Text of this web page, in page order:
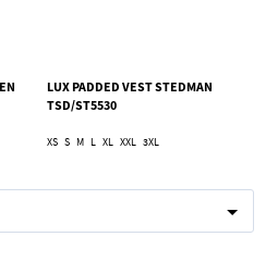
LUX PADDED VEST STEDMAN
TSD/ST5530
XS S M L XL XXL 3XL